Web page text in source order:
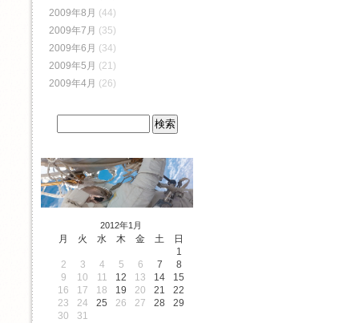
2009年8月 (44)
2009年7月 (35)
2009年6月 (34)
2009年5月 (21)
2009年4月 (26)
2012年1月
月 火 水 木 金 土
日
1
2
3 4 5 6 7
8
9
10 11 12 13 14
15
16
17 18 19 20 21
22
23
24 25 26 27 28
29
30
31